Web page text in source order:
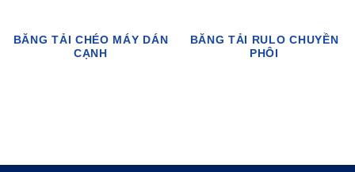
BĂNG TẢI CHÉO MÁY DÁN
CẠNH
BĂNG TẢI RULO CHUYỀN
PHÔI